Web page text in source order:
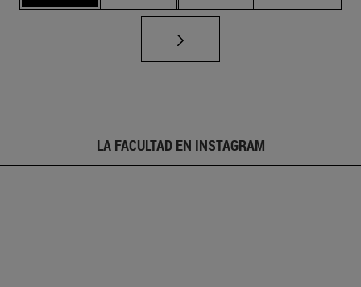
LA FACULTAD EN INSTAGRAM